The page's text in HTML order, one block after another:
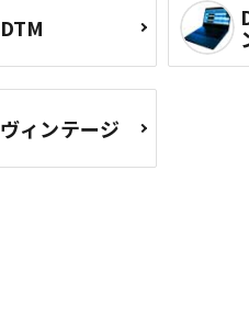
DTM
ヴィンテージ